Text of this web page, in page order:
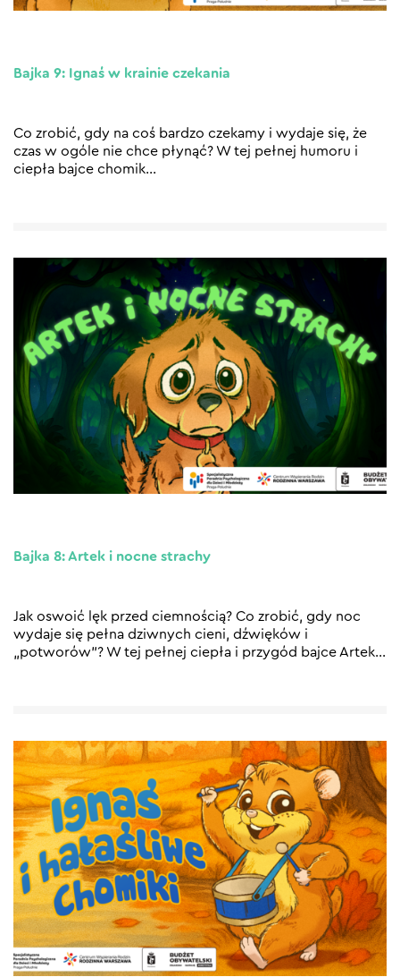
Bajka 9: Ignaś w krainie czekania
Co zrobić, gdy na coś bardzo czekamy i wydaje się, że
czas w ogóle nie chce płynąć? W tej pełnej humoru i
ciepła bajce chomik…
Bajka 8: Artek i nocne strachy
Jak oswoić lęk przed ciemnością? Co zrobić, gdy noc
wydaje się pełna dziwnych cieni, dźwięków i
„potworów”? W tej pełnej ciepła i przygód bajce Artek…